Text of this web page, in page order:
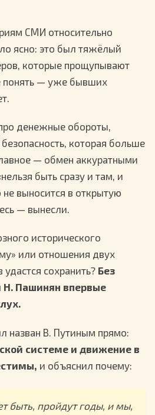
СМИ относительно
ясно: это был тяжёлый
которые прощупывают
понять — уже бывших
денежные обороты,
которая больше
— обмен аккуратными
быть сразу и там, и
выносится в открытую
— вынесли.
исторического
или отношения двух
сохранить? Без
Н. Пашинян впервые
назван В. Путиным прямо:
системе и движение в
и объяснил почему:
быть, пройдут годы, и мы,